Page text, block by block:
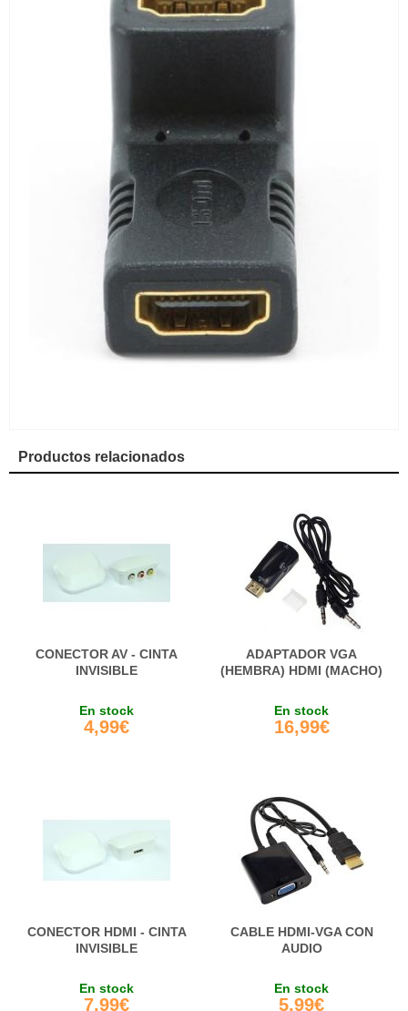
Productos relacionados
CONECTOR AV - CINTA
INVISIBLE
En stock
4,99€
ADAPTADOR VGA
(HEMBRA) HDMI (MACHO)
En stock
16,99€
CONECTOR HDMI - CINTA
INVISIBLE
En stock
7,99€
CABLE HDMI-VGA CON
AUDIO
En stock
5,99€